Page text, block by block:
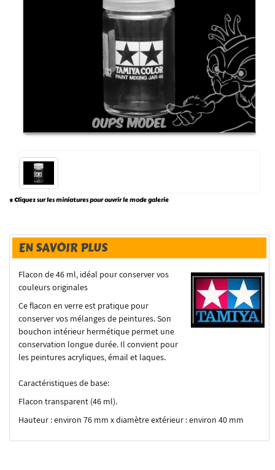
* Cliquez sur les miniatures pour ouvrir le mode galerie
EN SAVOIR PLUS
Flacon de 46 ml, idéal pour conserver vos
couleurs originales
Ce flacon en verre est pratique pour
conserver vos mélanges de peintures. Son
bouchon intérieur hermétique permet une
conservation longue durée. Il convient pour
les peintures acryliques, émail et laques.
Caractéristiques de base:
Flacon transparent (46 ml).
Hauteur : environ 76 mm x diamètre extérieur : environ 40 mm